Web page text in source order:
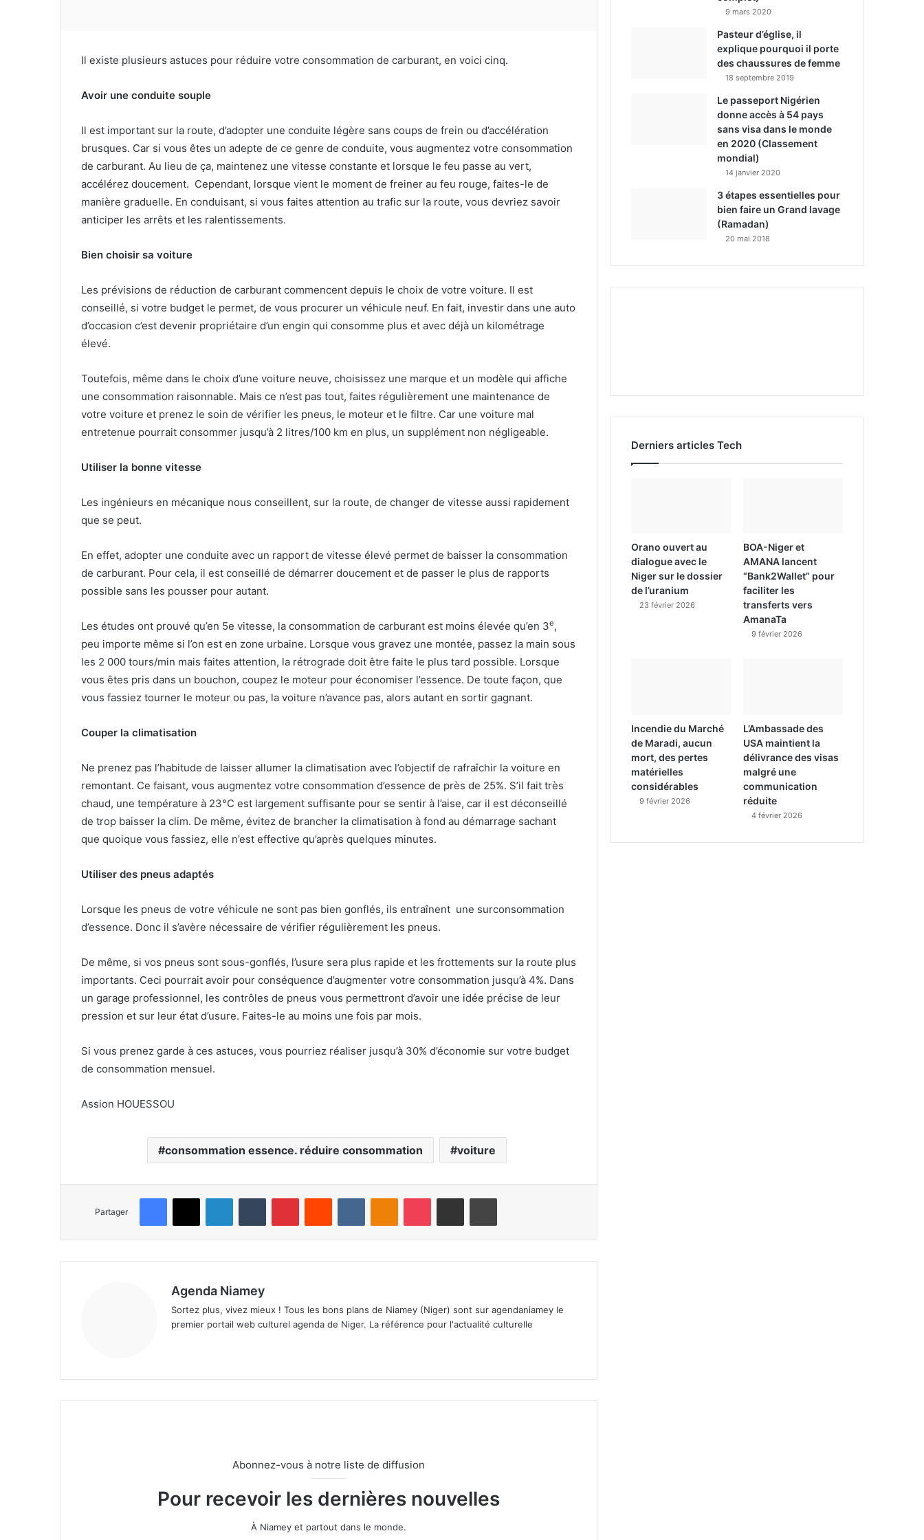
Il existe plusieurs astuces pour réduire votre consommation de carburant, en voici cinq.
Avoir une conduite souple
Il est important sur la route, d’adopter une conduite légère sans coups de frein ou d’accélération
brusques. Car si vous êtes un adepte de ce genre de conduite, vous augmentez votre consommation
de carburant. Au lieu de ça, maintenez une vitesse constante et lorsque le feu passe au vert,
accélérez doucement. Cependant, lorsque vient le moment de freiner au feu rouge, faites-le de
manière graduelle. En conduisant, si vous faites attention au trafic sur la route, vous devriez savoir
anticiper les arrêts et les ralentissements.
Bien choisir sa voiture
Les prévisions de réduction de carburant commencent depuis le choix de votre voiture. Il est
conseillé, si votre budget le permet, de vous procurer un véhicule neuf. En fait, investir dans une auto
d’occasion c’est devenir propriétaire d’un engin qui consomme plus et avec déjà un kilométrage
élevé.
Toutefois, même dans le choix d’une voiture neuve, choisissez une marque et un modèle qui affiche
une consommation raisonnable. Mais ce n’est pas tout, faites régulièrement une maintenance de
votre voiture et prenez le soin de vérifier les pneus, le moteur et le filtre. Car une voiture mal
entretenue pourrait consommer jusqu’à 2 litres/100 km en plus, un supplément non négligeable.
Utiliser la bonne vitesse
Les ingénieurs en mécanique nous conseillent, sur la route, de changer de vitesse aussi rapidement
que se peut.
En effet, adopter une conduite avec un rapport de vitesse élevé permet de baisser la consommation
de carburant. Pour cela, il est conseillé de démarrer doucement et de passer le plus de rapports
possible sans les pousser pour autant.
Les études ont prouvé qu’en 5e vitesse, la consommation de carburant est moins élevée qu’en 3e,
peu importe même si l’on est en zone urbaine. Lorsque vous gravez une montée, passez la main sous
les 2 000 tours/min mais faites attention, la rétrograde doit être faite le plus tard possible. Lorsque
vous êtes pris dans un bouchon, coupez le moteur pour économiser l’essence. De toute façon, que
vous fassiez tourner le moteur ou pas, la voiture n’avance pas, alors autant en sortir gagnant.
Couper la climatisation
Ne prenez pas l’habitude de laisser allumer la climatisation avec l’objectif de rafraîchir la voiture en
remontant. Ce faisant, vous augmentez votre consommation d’essence de près de 25%. S’il fait très
chaud, une température à 23°C est largement suffisante pour se sentir à l’aise, car il est déconseillé
de trop baisser la clim. De même, évitez de brancher la climatisation à fond au démarrage sachant
que quoique vous fassiez, elle n’est effective qu’après quelques minutes.
Utiliser des pneus adaptés
Lorsque les pneus de votre véhicule ne sont pas bien gonflés, ils entraînent une surconsommation
d’essence. Donc il s’avère nécessaire de vérifier régulièrement les pneus.
De même, si vos pneus sont sous-gonflés, l’usure sera plus rapide et les frottements sur la route plus
importants. Ceci pourrait avoir pour conséquence d’augmenter votre consommation jusqu’à 4%. Dans
un garage professionnel, les contrôles de pneus vous permettront d’avoir une idée précise de leur
pression et sur leur état d’usure. Faites-le au moins une fois par mois.
Si vous prenez garde à ces astuces, vous pourriez réaliser jusqu’à 30% d’économie sur votre budget
de consommation mensuel.
Assion HOUESSOU
consommation essence. réduire consommation voiture
Partager
Agenda Niamey
Sortez plus, vivez mieux ! Tous les bons plans de Niamey (Niger) sont sur agendaniamey le
premier portail web culturel agenda de Niger. La référence pour l'actualité culturelle
Abonnez-vous à notre liste de diffusion
Pour recevoir les dernières nouvelles
À Niamey et partout dans le monde.
9 mars 2020
Pasteur d’église, il
explique pourquoi il porte
des chaussures de femme
18 septembre 2019
Le passeport Nigérien
donne accès à 54 pays
sans visa dans le monde
en 2020 (Classement
mondial)
14 janvier 2020
3 étapes essentielles pour
bien faire un Grand lavage
(Ramadan)
20 mai 2018
Derniers articles Tech
Orano ouvert au
dialogue avec le
Niger sur le dossier
de l’uranium
23 février 2026
BOA-Niger et
AMANA lancent
“Bank2Wallet” pour
faciliter les
transferts vers
AmanaTa
9 février 2026
Incendie du Marché
de Maradi, aucun
mort, des pertes
matérielles
considérables
9 février 2026
L’Ambassade des
USA maintient la
délivrance des visas
malgré une
communication
réduite
4 février 2026